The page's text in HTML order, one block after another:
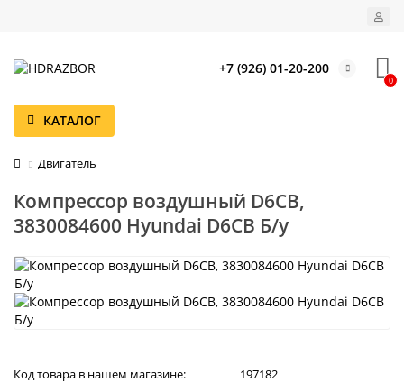
+7 (926) 01-20-200
0
КАТАЛОГ
Двигатель
Компрессор воздушный D6CB,
3830084600 Hyundai D6CB Б/у
Код товара в нашем магазине: 197182